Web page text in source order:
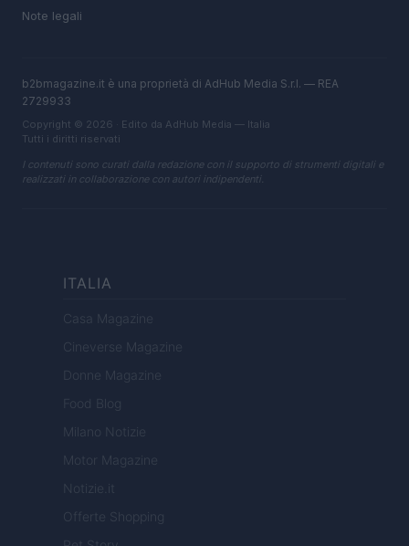
Note legali
b2bmagazine.it è una proprietà di AdHub Media S.r.l. — REA
2729933
Copyright © 2026 · Edito da AdHub Media — Italia
Tutti i diritti riservati
I contenuti sono curati dalla redazione con il supporto di strumenti digitali e
realizzati in collaborazione con autori indipendenti.
ITALIA
Casa Magazine
Cineverse Magazine
Donne Magazine
Food Blog
Milano Notizie
Motor Magazine
Notizie.it
Offerte Shopping